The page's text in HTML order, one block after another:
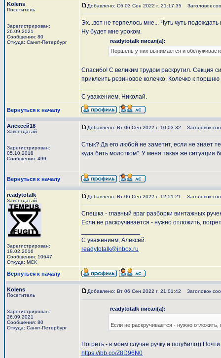
Kolens
Посетитель
Зарегистрирован:
26.09.2021
Сообщения: 80
Откуда: Санкт-Петербург
Добавлено: Сб 03 Сен 2022 г. 21:17:35 Заголовок
Эх...вот не терпелось мне... Чуть чуть
Ну будет мне уроком.
readytotalk писал(а):
Поршень у них вынимается и
Спасибо! С великим трудом раскрутил. Секция
приклеить резиновое колечко. Колечко к
С уважением, Николай.
Вернуться к началу
Алексей18
Завсегдатай
Зарегистрирован:
05.10.2018
Сообщения: 499
Добавлено: Вт 06 Сен 2022 г. 10:03:32 Заголовок
Стык? Да его любой не заметит, если не знает
куда бить молотком". У меня такая же ситуация
Вернуться к началу
readytotalk
Завсегдатай
Зарегистрирован:
18.02.2016
Сообщения: 10647
Откуда: МСК
Добавлено: Вт 06 Сен 2022 г. 12:51:21 Заголовок
Спешка - главный враг разборки винтажных
Если не раскручивается - нужно отложить,
С уважением, Алексей.
readytotalk@inbox.ru
Вернуться к началу
Kolens
Посетитель
Зарегистрирован:
26.09.2021
Сообщения: 80
Откуда: Санкт-Петербург
Добавлено: Вт 06 Сен 2022 г. 21:01:42 Заголовок
readytotalk писал(а):
Если не раскручивается - нужно отложить,
Погреть - в моем случае ручку и погубило)) Почти.
https://ibb.co/Z8D96N0